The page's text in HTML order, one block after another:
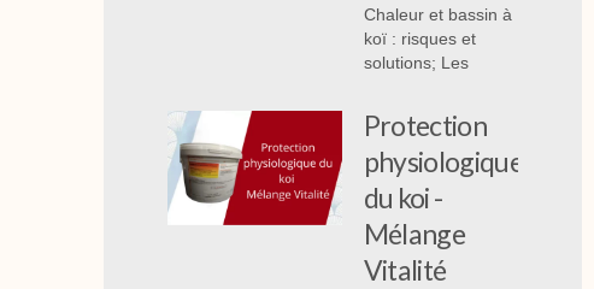
Chaleur et bassin à
koï : risques et
solutions; Les
Protection
physiologique
du koi -
Mélange
Vitalité